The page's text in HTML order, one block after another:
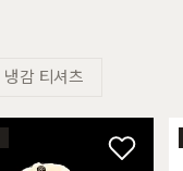
냉감 티셔츠